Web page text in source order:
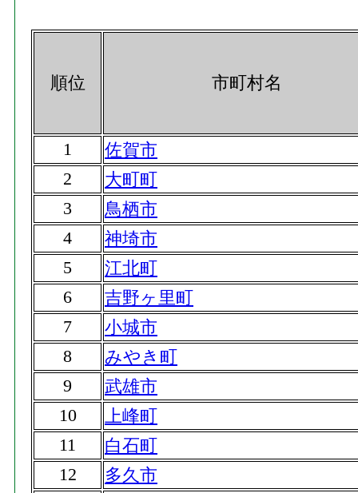
順位 市町村名
1
佐賀市
2
大町町
3
鳥栖市
4
神埼市
5
江北町
6
吉野ヶ里町
7
小城市
8
みやき町
9
武雄市
10
上峰町
11
白石町
12
多久市